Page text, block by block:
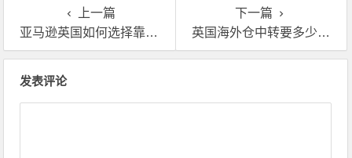
上一篇
亚马逊英国如何选择靠谱的海外仓？英国海外仓模式有哪些
下一篇
英国海外仓中转要多少钱?亚马逊FBA仓储费用怎么计算？
发表评论